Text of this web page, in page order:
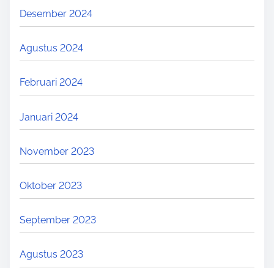
Desember 2024
Agustus 2024
Februari 2024
Januari 2024
November 2023
Oktober 2023
September 2023
Agustus 2023